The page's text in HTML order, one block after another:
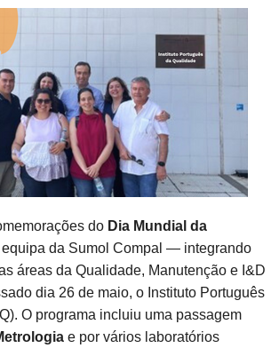
do Dia Mundial da
equipa da Sumol Compal — integrando
áreas da Qualidade, Manutenção e I&D
dia 26 de maio, o Instituto Português
O programa incluiu uma passagem
e por vários laboratórios